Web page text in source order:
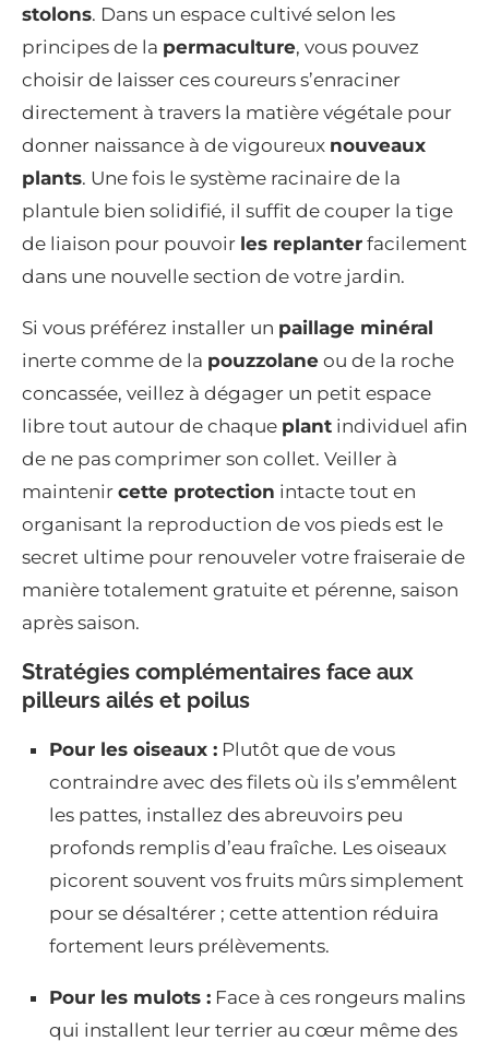
stolons. Dans un espace cultivé selon les
principes de la permaculture, vous pouvez
choisir de laisser ces coureurs s’enraciner
directement à travers la matière végétale pour
donner naissance à de vigoureux nouveaux
plants. Une fois le système racinaire de la
plantule bien solidifié, il suffit de couper la tige
de liaison pour pouvoir les replanter facilement
dans une nouvelle section de votre jardin.
Si vous préférez installer un paillage minéral
inerte comme de la pouzzolane ou de la roche
concassée, veillez à dégager un petit espace
libre tout autour de chaque plant individuel afin
de ne pas comprimer son collet. Veiller à
maintenir cette protection intacte tout en
organisant la reproduction de vos pieds est le
secret ultime pour renouveler votre fraiseraie de
manière totalement gratuite et pérenne, saison
après saison.
Stratégies complémentaires face aux
pilleurs ailés et poilus
Pour les oiseaux : Plutôt que de vous
contraindre avec des filets où ils s’emmêlent
les pattes, installez des abreuvoirs peu
profonds remplis d’eau fraîche. Les oiseaux
picorent souvent vos fruits mûrs simplement
pour se désaltérer ; cette attention réduira
fortement leurs prélèvements.
Pour les mulots : Face à ces rongeurs malins
qui installent leur terrier au cœur même des